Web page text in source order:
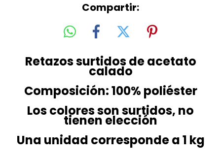
Compartir:
Retazos surtidos de acetato
calado
Composición: 100% poliéster
Los colores son surtidos, no
tienen elección
Una unidad corresponde a 1 kg